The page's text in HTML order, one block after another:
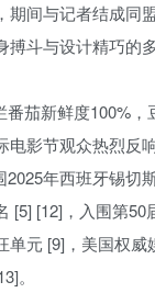
期间与记者结成同
搏斗与设计精巧的
茄新鲜度100%，
电影节观众热烈反
2025年西班牙锡切
[5] [12]，入围第50
单元 [9]，美国权威
。